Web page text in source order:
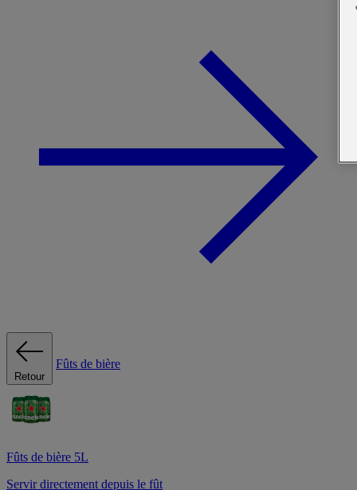
Retour
Fûts de bière
Fûts de bière 5L
Servir directement depuis le fût